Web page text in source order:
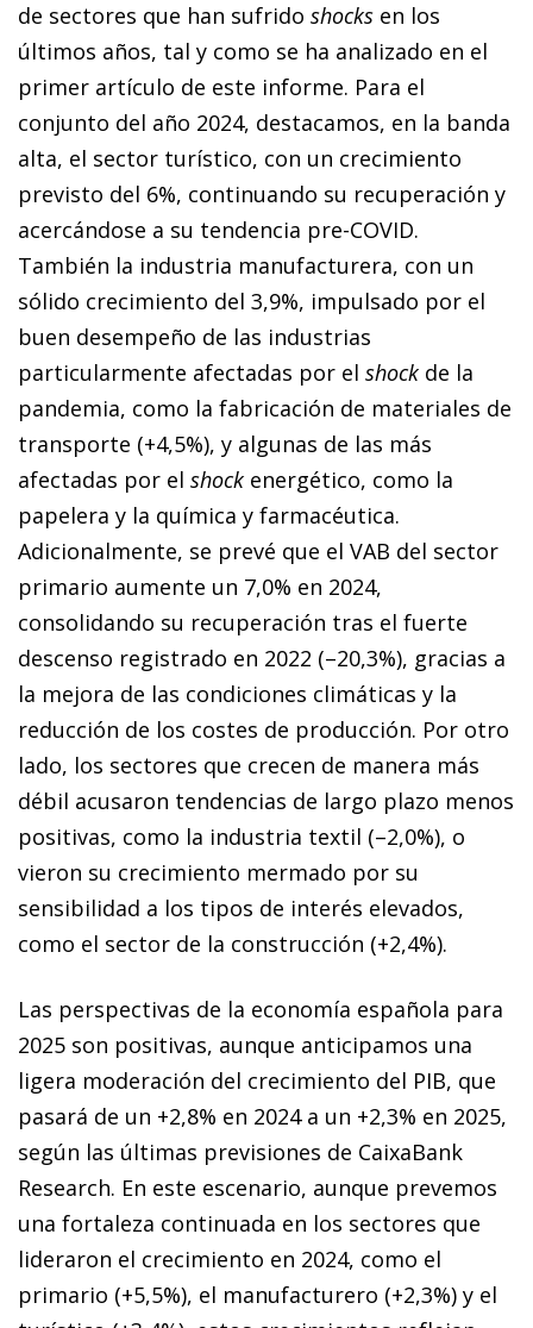
de sectores que han sufrido shocks en los
últimos años, tal y como se ha analizado en el
primer artículo de este informe. Para el
conjunto del año 2024, destacamos, en la banda
alta, el sector turístico, con un crecimiento
previsto del 6%, continuando su recuperación y
acercándose a su tendencia pre-COVID.
También la industria manufacturera, con un
sólido crecimiento del 3,9%, impulsado por el
buen desempeño de las industrias
particularmente afectadas por el shock de la
pandemia, como la fabricación de materiales de
transporte (+4,5%), y algunas de las más
afectadas por el shock energético, como la
papelera y la química y farmacéutica.
Adicionalmente, se prevé que el VAB del sector
primario aumente un 7,0% en 2024,
consolidando su recuperación tras el fuerte
descenso registrado en 2022 (–20,3%), gracias a
la mejora de las condiciones climáticas y la
reducción de los costes de producción. Por otro
lado, los sectores que crecen de manera más
débil acusaron tendencias de largo plazo menos
positivas, como la industria textil (–2,0%), o
vieron su crecimiento mermado por su
sensibilidad a los tipos de interés elevados,
como el sector de la construcción (+2,4%).
Las perspectivas de la economía española para
2025 son positivas, aunque anticipamos una
ligera moderación del crecimiento del PIB, que
pasará de un +2,8% en 2024 a un +2,3% en 2025,
según las últimas previsiones de CaixaBank
Research. En este escenario, aunque prevemos
una fortaleza continuada en los sectores que
lideraron el crecimiento en 2024, como el
primario (+5,5%), el manufacturero (+2,3%) y el